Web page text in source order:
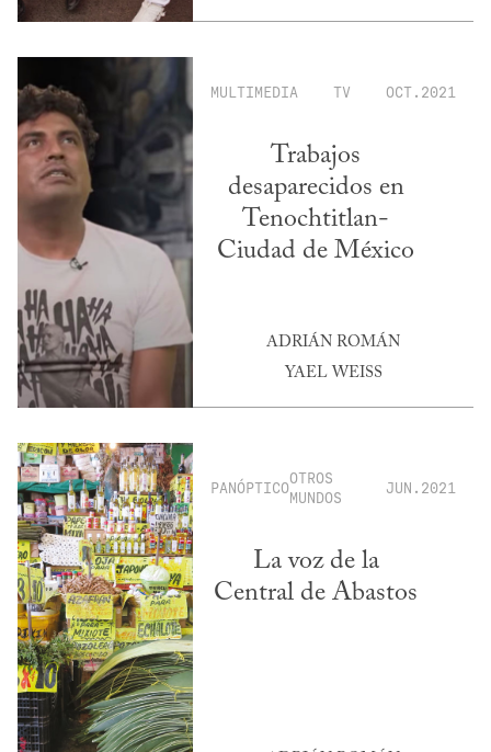
MULTIMEDIA TV OCT.2021
Trabajos
desaparecidos en
Tenochtitlan-
Ciudad de México
ADRIÁN ROMÁN
YAEL WEISS
PANÓPTICOOTROS
MUNDOS
JUN.2021
La voz de la
Central de Abastos